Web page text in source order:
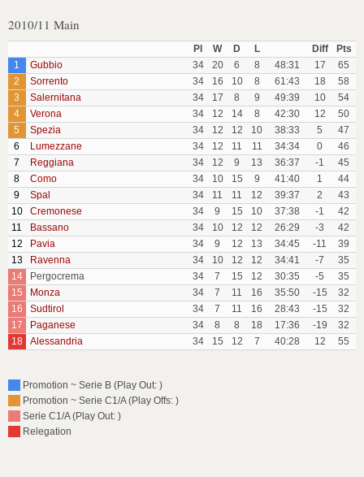
2010/11 Main
Pl W D L Diff
Pts
1
Gubbio 34 20 6 8 48:31 17
65
2
Sorrento 34 16 10 8 61:43 18
58
3
Salernitana 34 17 8 9 49:39 10
54
4
Verona 34 12 14 8 42:30 12
50
5
Spezia 34 12 12 10 38:33 5
47
6
Lumezzane 34 12 11 11 34:34 0
46
7
Reggiana 34 12 9 13 36:37 -1
45
8
Como 34 10 15 9 41:40 1
44
9
Spal 34 11 11 12 39:37 2
43
10
Cremonese 34 9 15 10 37:38 -1
42
11
Bassano 34 10 12 12 26:29 -3
42
12
Pavia 34 9 12 13 34:45 -11
39
13
Ravenna 34 10 12 12 34:41 -7
35
14
Pergocrema 34 7 15 12 30:35 -5
35
15
Monza 34 7 11 16 35:50 -15
32
16
Sudtirol 34 7 11 16 28:43 -15
32
17
Paganese 34 8 8 18 17:36 -19
32
18
Alessandria 34 15 12 7 40:28 12 55
Promotion ~ Serie B (Play Out: )
Promotion ~ Serie C1/A (Play Offs: )
Serie C1/A (Play Out: )
Relegation